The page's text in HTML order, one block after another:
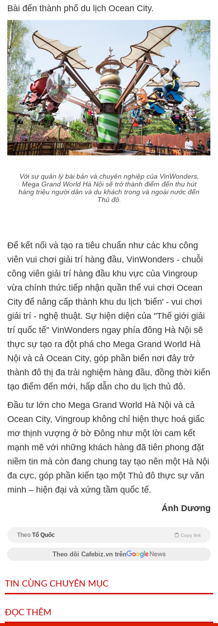
Bài đến thành phố du lịch Ocean City.
Với sự quản lý bài bản và chuyên nghiệp của VinWonders,
Mega Grand World Hà Nội sẽ trở thành điểm đến thu hút
hàng triệu người dân và du khách trong và ngoài nước đến
Thủ đô.
Để kết nối và tạo ra tiêu chuẩn như các khu công
viên vui chơi giải trí hàng đầu, VinWonders - chuỗi
công viên giải trí hàng đầu khu vực của Vingroup
vừa chính thức tiếp nhận quần thể vui chơi Ocean
City để nâng cấp thành khu du lịch 'biển' - vui chơi
giải trí - nghệ thuật. Sự hiện diện của "Thế giới giải
trí quốc tế" VinWonders ngay phía đông Hà Nội sẽ
thực sự tạo ra đột phá cho Mega Grand World Hà
Nội và cả Ocean City, góp phần biến nơi đây trở
thành đô thị đa trải nghiệm hàng đầu, đồng thời kiến
tạo điểm đến mới, hấp dẫn cho du lịch thủ đô.
Đầu tư lớn cho Mega Grand World Hà Nội và cả
Ocean City, Vingroup không chỉ hiện thực hoá giấc
mơ thịnh vượng ở bờ Đông như một lời cam kết
mạnh mẽ với những khách hàng đã tiên phong đặt
niềm tin mà còn đang chung tay tạo nên một Hà Nội
đa cực, góp phần kiến tạo một Thủ đô thực sự văn
minh – hiện đại và xứng tầm quốc tế.
Ánh Dương
Theo Tổ Quốc Copy link
Theo dõi Cafebiz.vn trên
TIN CÙNG CHUYÊN MỤC
ĐỌC THÊM